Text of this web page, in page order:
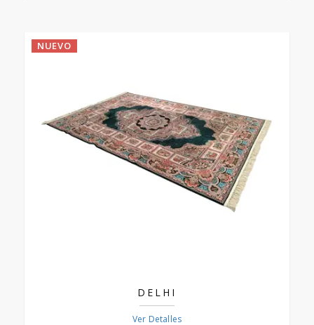
NUEVO
DELHI
Ver Detalles